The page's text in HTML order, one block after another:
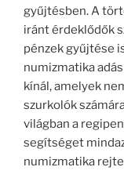
gyűjtésben. A
iránt érdeklődők
pénzek gyűjtése
numizmatika
kínál, amelyek
szurkolók
világban a
segítséget
numizmatika